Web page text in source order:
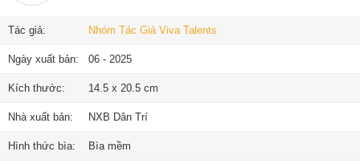
Tác giả: Nhóm Tác Giả Viva Talents
Ngày xuất bản: 06 - 2025
Kích thước: 14.5 x 20.5 cm
Nhà xuất bản: NXB Dân Trí
Hình thức bìa: Bìa mềm